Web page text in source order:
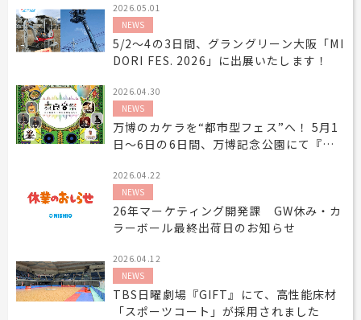
トレーラーハウス事業
Trailer house business
工事用テント・テント倉庫事業
木造モジュール事業
Wooden module business
スポーツ施設資材事業
地面養生事業
Ground curing business
映像・中継機機レンタル事業
地域密着イベント
Community-based event business
キッズ・アミューズメント事業
ニュース
News
協賛実績
Sponsorships
レンタルシステム のご案内
Guidance
レンタルシステムのご案内
ご利用規約
Privacy policy
よくあるご質問
プロセス
Process
イベント会場の設営／施工について
個人情報保護方針
Privacy policy
お問合せ
Contact
2026.05.01
NEWS
5/2～4の3日間、グラングリーン大阪「MI
DORI FES. 2026」に出展いたします！
2026.04.30
NEWS
万博のカケラを“都市型フェス”へ！ 5月1
日〜6日の6日間、万博記念公園にて『麦
2026.04.22
NEWS
26年マーケティング開発課 GW休み・カ
ラーボール最終出荷日のお知らせ
2026.04.12
NEWS
TBS日曜劇場『GIFT』にて、高性能床材
「スポーツコート」が採用されました